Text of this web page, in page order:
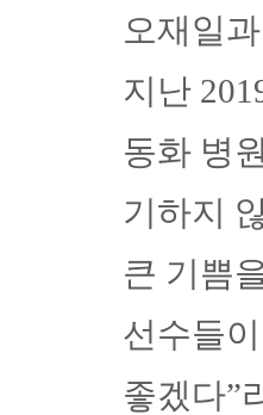
오재일
지난
동화 병
기하지
큰 기쁨
선수들
좋겠다”